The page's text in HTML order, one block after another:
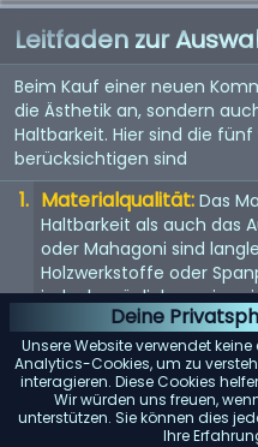
Deine
Unsere Website verwendet
Analytics-Cookies, um zu
interagieren. Diese Cookies
Wir würden uns freuen,
unterstützen. Sie können dies
Ihre
Leitfaden zur
Beim Kauf einer neuen
die Ästhetik an, sondern
Haltbarkeit. Hier sind die
berücksichtigen sind
Materialqualität: Das
Haltbarkeit als auch das
oder Mahagoni sind
Holzwerkstoffe oder
jedoch möglicherweise
Größe und Stauraum:
Sie benötigen und wie
Verfügung steht. Messen
Kommode aufstellen